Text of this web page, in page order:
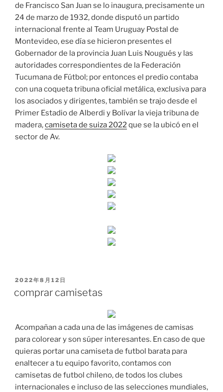
de Francisco San Juan se lo inaugura, precisamente un
24 de marzo de 1932, donde disputó un partido
internacional frente al Team Uruguay Postal de
Montevideo, ese día se hicieron presentes el
Gobernador de la provincia Juan Luis Nougués y las
autoridades correspondientes de la Federación
Tucumana de Fútbol; por entonces el predio contaba
con una coqueta tribuna oficial metálica, exclusiva para
los asociados y dirigentes, también se trajo desde el
Primer Estadio de Alberdi y Bolívar la vieja tribuna de
madera,camiseta de suiza 2022 que se la ubicó en el
sector de Av.
PUBLICADO
2022年8月12日
comprar camisetas
Acompañan a cada una de las imágenes de camisas
para colorear y son súper interesantes. En caso de que
quieras portar una camiseta de futbol barata para
enaltecer a tu equipo favorito, contamos con
camisetas de futbol chileno, de todos los clubes
internacionales e incluso de las selecciones mundiales,